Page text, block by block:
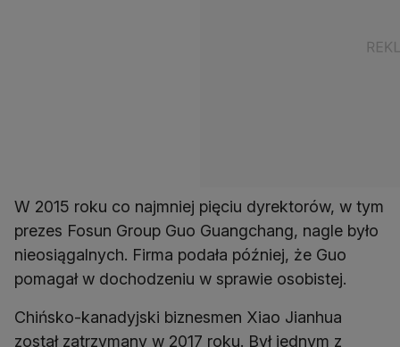
W 2015 roku co najmniej pięciu dyrektorów, w tym
prezes Fosun Group Guo Guangchang, nagle było
nieosiągalnych. Firma podała później, że Guo
pomagał w dochodzeniu w sprawie osobistej.
Chińsko-kanadyjski biznesmen Xiao Jianhua
został zatrzymany w 2017 roku. Był jednym z